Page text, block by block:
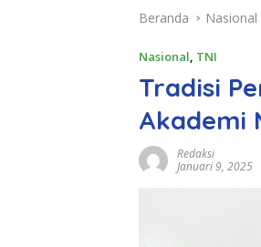
Beranda Nasional
Nasional, TNI
Tradisi
Akademi
Redaksi
Januari 9, 2025